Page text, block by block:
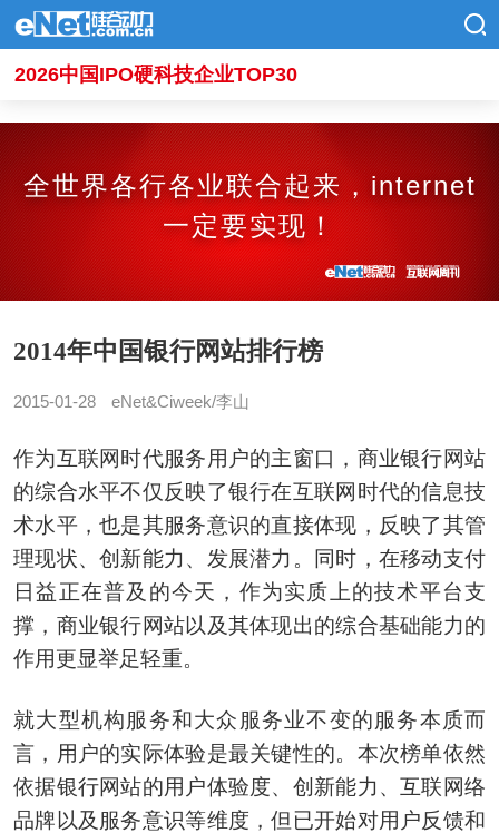
2026中国IPO硬科技企业TOP30
全世界各行各业联合起来，internet
一定要实现！
2014年中国银行网站排行榜
2015-01-28 eNet&Ciweek/李山
作为互联网时代服务用户的主窗口，商业银行网站
的综合水平不仅反映了银行在互联网时代的信息技
术水平，也是其服务意识的直接体现，反映了其管
理现状、创新能力、发展潜力。同时，在移动支付
日益正在普及的今天，作为实质上的技术平台支
撑，商业银行网站以及其体现出的综合基础能力的
作用更显举足轻重。
就大型机构服务和大众服务业不变的服务本质而
言，用户的实际体验是最关键性的。本次榜单依然
依据银行网站的用户体验度、创新能力、互联网络
品牌以及服务意识等维度，但已开始对用户反馈和